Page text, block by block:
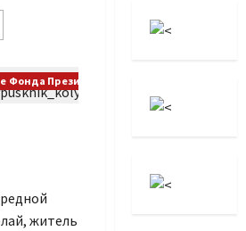
Фонда Президентских грантов
житель